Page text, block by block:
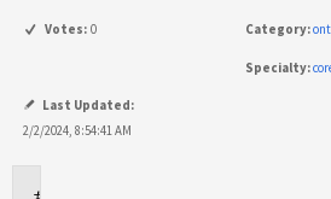
Votes: 0 Category:
Specialty:
Last Updated:
2/2/2024, 8:54:41 AM